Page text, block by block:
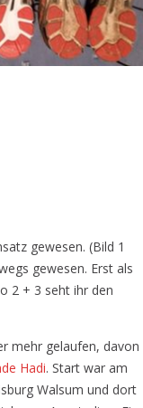
gewesen. (Bild 1
gewesen. Erst als
2 + 3 seht ihr den
mehr gelaufen, davon
Hadi. Start war am
Walsum und dort